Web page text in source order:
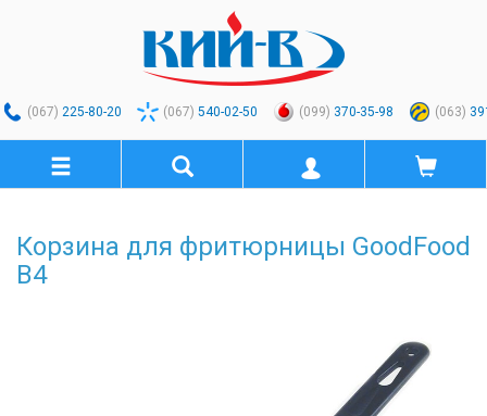
(067) 225-80-20 (067) 540-02-50 (099) 370-35-98 (063)
Корзина для фритюрницы GoodFood
B4